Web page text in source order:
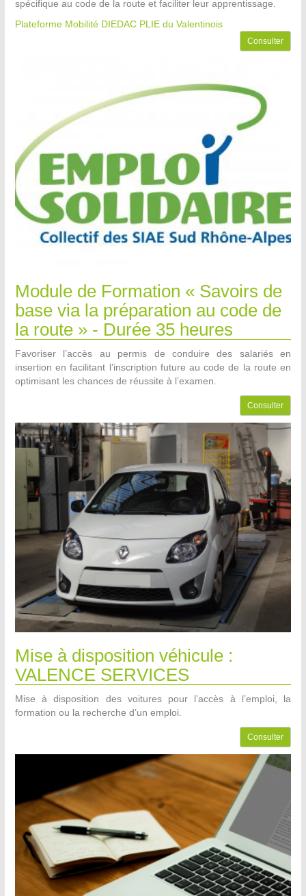
spécifique au code de la route et faciliter leur apprentissage.
Plateforme Mobilité DIEDAC PLIE du Valentinois
Consulter
Module de Formation « Savoirs de
base via la préparation au code de
la route » - Durée 35 heures
Favoriser l’accès au permis de conduire des salariés en
insertion en facilitant l’inscription future au code de la route en
optimisant les chances de réussite à l’examen.
Consulter
Mise à disposition véhicule :
VALENCE SERVICES
Mise à disposition des voitures pour l’accès à l’emploi, la
formation ou la recherche d’un emploi.
Consulter